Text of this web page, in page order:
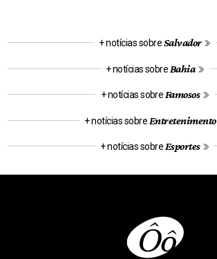
+ notícias sobreSalvador
+ notícias sobre Bahia
+ notícias sobre Famosos
+ notícias sobre Entretenimento
+ notícias sobre Esportes